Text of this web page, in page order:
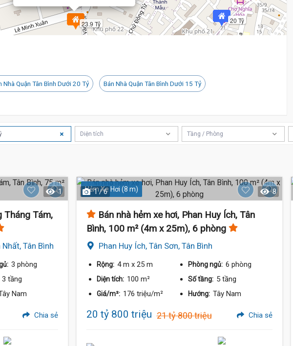
23.9 Tỷ 20 Tỷ
19.5 Tỷ
19.2 Tỷ
Nhà Quận Tân Bình Dưới 20 Tỷ Bán Nhà Quận Tân Bình Dưới 15 Tỷ
Diện tích Tầng / Phòng
1
Tháng Tám,
Tân Bình
3 phòng
3 tầng
Nam
Chia sẻ
Hẻm Xe Hơi (8 m)
1 / 6 8
Bán nhà hẻm xe hơi, Phan Huy Ích, Tân
Bình, 100 m² (4m x 25m), 6 phòng
Phan Huy Ích, Tân Sơn, Tân Bình
Rộng: 4 m x 25 m Phòng ngủ: 6 phòng
Diện tích: 100 m² Số tầng: 5 tầng
Giá/m²: 176 triệu/m² Hướng: Tây Nam
20 tỷ 800 triệu 21 tỷ 800 triệu Chia sẻ